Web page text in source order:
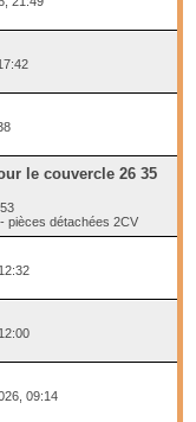
le couvercle 26 35
pièces détachées 2CV
09:14